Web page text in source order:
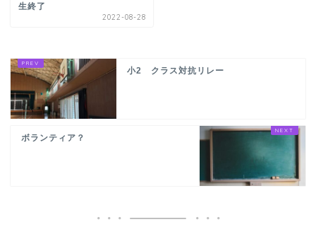
生終了
2022-08-28
小2 クラス対抗リレー
ボランティア？